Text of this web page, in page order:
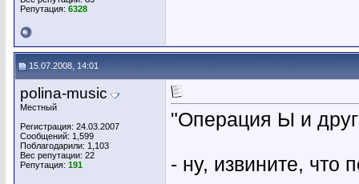
Репутация: 6328
15.07.2008, 14:01
polina-music
Местный
Регистрация: 24.03.2007
Сообщений: 1,599
Поблагодарили: 1,103
Вес репутации: 22
Репутация: 191
"Операция Ы и
- ну, извините, что